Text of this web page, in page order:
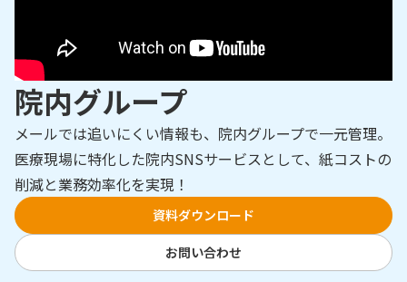
院内グループ
メールでは追いにくい情報も、院内グループで一元管理。
医療現場に特化した院内SNSサービスとして、紙コストの
削減と業務効率化を実現！
資料ダウンロード
お問い合わせ